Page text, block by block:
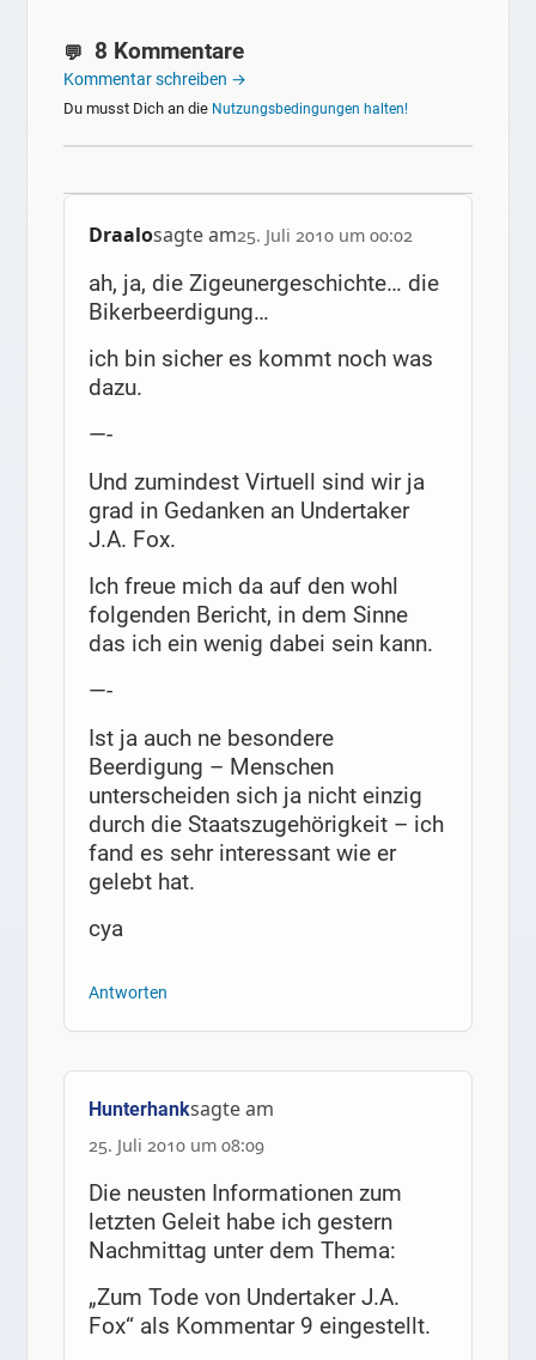
8 Kommentare
Kommentar schreiben →
Du musst Dich an die Nutzungsbedingungen halten!
Draalosagte am25. Juli 2010 um 00:02
ah, ja, die Zigeunergeschichte… die
Bikerbeerdigung…
ich bin sicher es kommt noch was
dazu.
—-
Und zumindest Virtuell sind wir ja
grad in Gedanken an Undertaker
J.A. Fox.
Ich freue mich da auf den wohl
folgenden Bericht, in dem Sinne
das ich ein wenig dabei sein kann.
—-
Ist ja auch ne besondere
Beerdigung – Menschen
unterscheiden sich ja nicht einzig
durch die Staatszugehörigkeit – ich
fand es sehr interessant wie er
gelebt hat.
cya
Antworten
Hunterhanksagte am
25. Juli 2010 um 08:09
Die neusten Informationen zum
letzten Geleit habe ich gestern
Nachmittag unter dem Thema:
„Zum Tode von Undertaker J.A.
Fox“ als Kommentar 9 eingestellt.